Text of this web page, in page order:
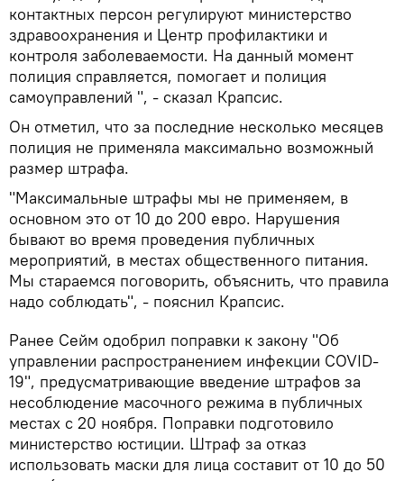
контактных персон регулируют министерство
здравоохранения и Центр профилактики и
контроля заболеваемости. На данный момент
полиция справляется, помогает и полиция
самоуправлений ", - сказал Крапсис.
Он отметил, что за последние несколько месяцев
полиция не применяла максимально возможный
размер штрафа.
"Максимальные штрафы мы не применяем, в
основном это от 10 до 200 евро. Нарушения
бывают во время проведения публичных
мероприятий, в местах общественного питания.
Мы стараемся поговорить, объяснить, что правила
надо соблюдать", - пояснил Крапсис.
Ранее Сейм одобрил поправки к закону "Об
управлении распространением инфекции COVID-
19", предусматривающие введение штрафов за
несоблюдение масочного режима в публичных
местах с 20 ноября. Поправки подготовило
министерство юстиции. Штраф за отказ
использовать маски для лица составит от 10 до 50